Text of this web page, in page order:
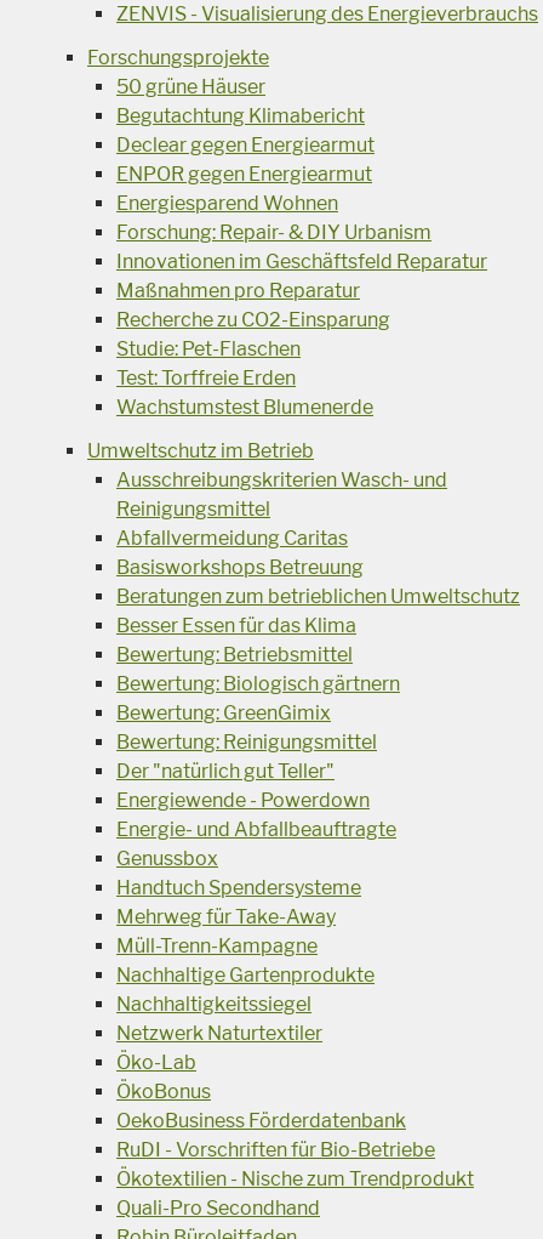
ZENVIS - Visualisierung des Energieverbrauchs
Forschungsprojekte
50 grüne Häuser
Begutachtung Klimabericht
Declear gegen Energiearmut
ENPOR gegen Energiearmut
Energiesparend Wohnen
Forschung: Repair- & DIY Urbanism
Innovationen im Geschäftsfeld Reparatur
Maßnahmen pro Reparatur
Recherche zu CO2-Einsparung
Studie: Pet-Flaschen
Test: Torffreie Erden
Wachstumstest Blumenerde
Umweltschutz im Betrieb
Ausschreibungskriterien Wasch- und
Reinigungsmittel
Abfallvermeidung Caritas
Basisworkshops Betreuung
Beratungen zum betrieblichen Umweltschutz
Besser Essen für das Klima
Bewertung: Betriebsmittel
Bewertung: Biologisch gärtnern
Bewertung: GreenGimix
Bewertung: Reinigungsmittel
Der "natürlich gut Teller"
Energiewende - Powerdown
Energie- und Abfallbeauftragte
Genussbox
Handtuch Spendersysteme
Mehrweg für Take-Away
Müll-Trenn-Kampagne
Nachhaltige Gartenprodukte
Nachhaltigkeitssiegel
Netzwerk Naturtextiler
Öko-Lab
ÖkoBonus
OekoBusiness Förderdatenbank
RuDI - Vorschriften für Bio-Betriebe
Ökotextilien - Nische zum Trendprodukt
Quali-Pro Secondhand